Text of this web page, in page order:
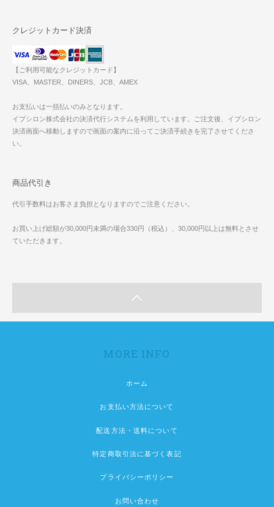
クレジットカード決済
【ご利用可能なクレジットカード】
VISA、MASTER、DINERS、JCB、AMEX
お支払いは一括払いのみとなります。
イプシロン株式会社の決済代行システムを利用しています。ご注文後、イプシロン
決済画面へ移動しますので画面の案内に沿ってご決済手続きを完了させてくださ
い。
商品代引き
代引手数料はお客さま負担となりますのでご注意ください。
お買い上げ総額が30,000円未満の場合330円（税込）、30,000円以上は無料とさせ
ていただきます。
MORE INFO
ホーム
お支払い方法について
配送方法・送料について
特定商取引法に基づく表記
プライバシーポリシー
お問い合わせ